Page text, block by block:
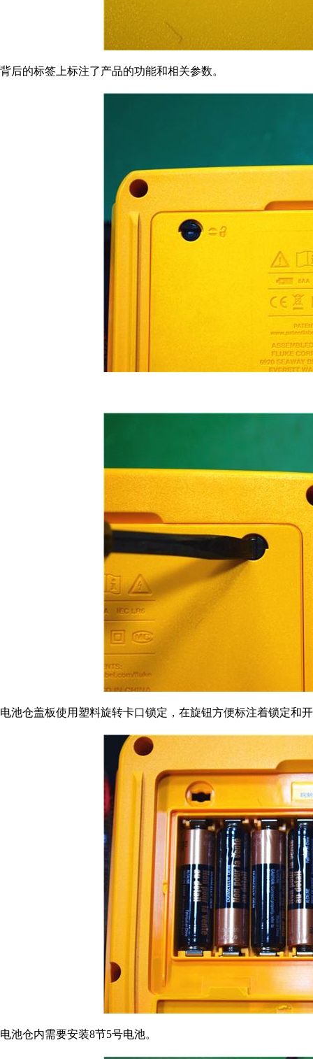
背后的标签上标注了产品的功能和相关参数。
电池仓盖板使用塑料旋转卡口锁定，在旋钮方便标注着锁定和
电池仓内需要安装8节5号电池。